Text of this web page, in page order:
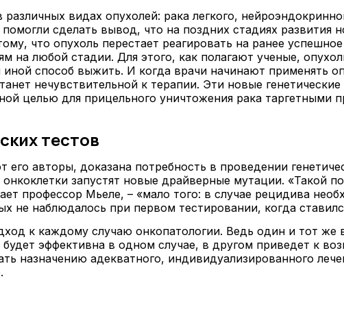
видах опухолей: рака легкого,
сделать вывод, что на поздних стадиях развития
что опухоль перестает реагировать на ранее
на любой стадии. Для этого, как полагают ученые,
способ выжить. И когда врачи начинают применять
нечувствительной к терапии. Эти новые
целью для прицельного уничтожения рака таргетными
тестов
его авторы, доказана потребность в проведении
запустят новые драйверные мутации. «Такой
профессор Мьеле, – «мало того: в случае рецидива
не наблюдалось при первом тестировании, когда
к каждому случаю онкопатологии. Ведь один и тот
эффективна в одном случае, в другом приведет к
назначению адекватного, индивидуализированного